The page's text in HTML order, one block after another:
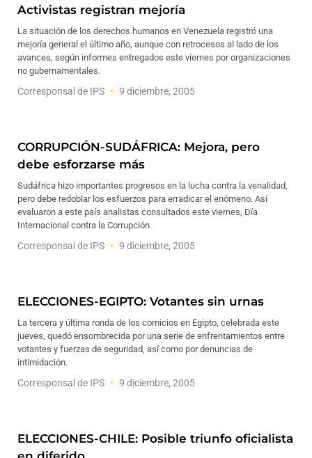
Activistas registran mejoría
La situación de los derechos humanos en Venezuela registró una
mejoría general el último año, aunque con retrocesos al lado de los
avances, según informes entregados este viernes por organizaciones
no gubernamentales.
Corresponsal de IPS 9 diciembre, 2005
CORRUPCIÓN-SUDÁFRICA: Mejora, pero
debe esforzarse más
Sudáfrica hizo importantes progresos en la lucha contra la venalidad,
pero debe redoblar los esfuerzos para erradicar el enómeno. Así
evaluaron a este país analistas consultados este viernes, Día
Internacional contra la Corrupción.
Corresponsal de IPS 9 diciembre, 2005
ELECCIONES-EGIPTO: Votantes sin urnas
La tercera y última ronda de los comicios en Egipto, celebrada este
jueves, quedó ensombrecida por una serie de enfrentamientos entre
votantes y fuerzas de seguridad, así como por denuncias de
intimidación.
Corresponsal de IPS 9 diciembre, 2005
ELECCIONES-CHILE: Posible triunfo oficialista